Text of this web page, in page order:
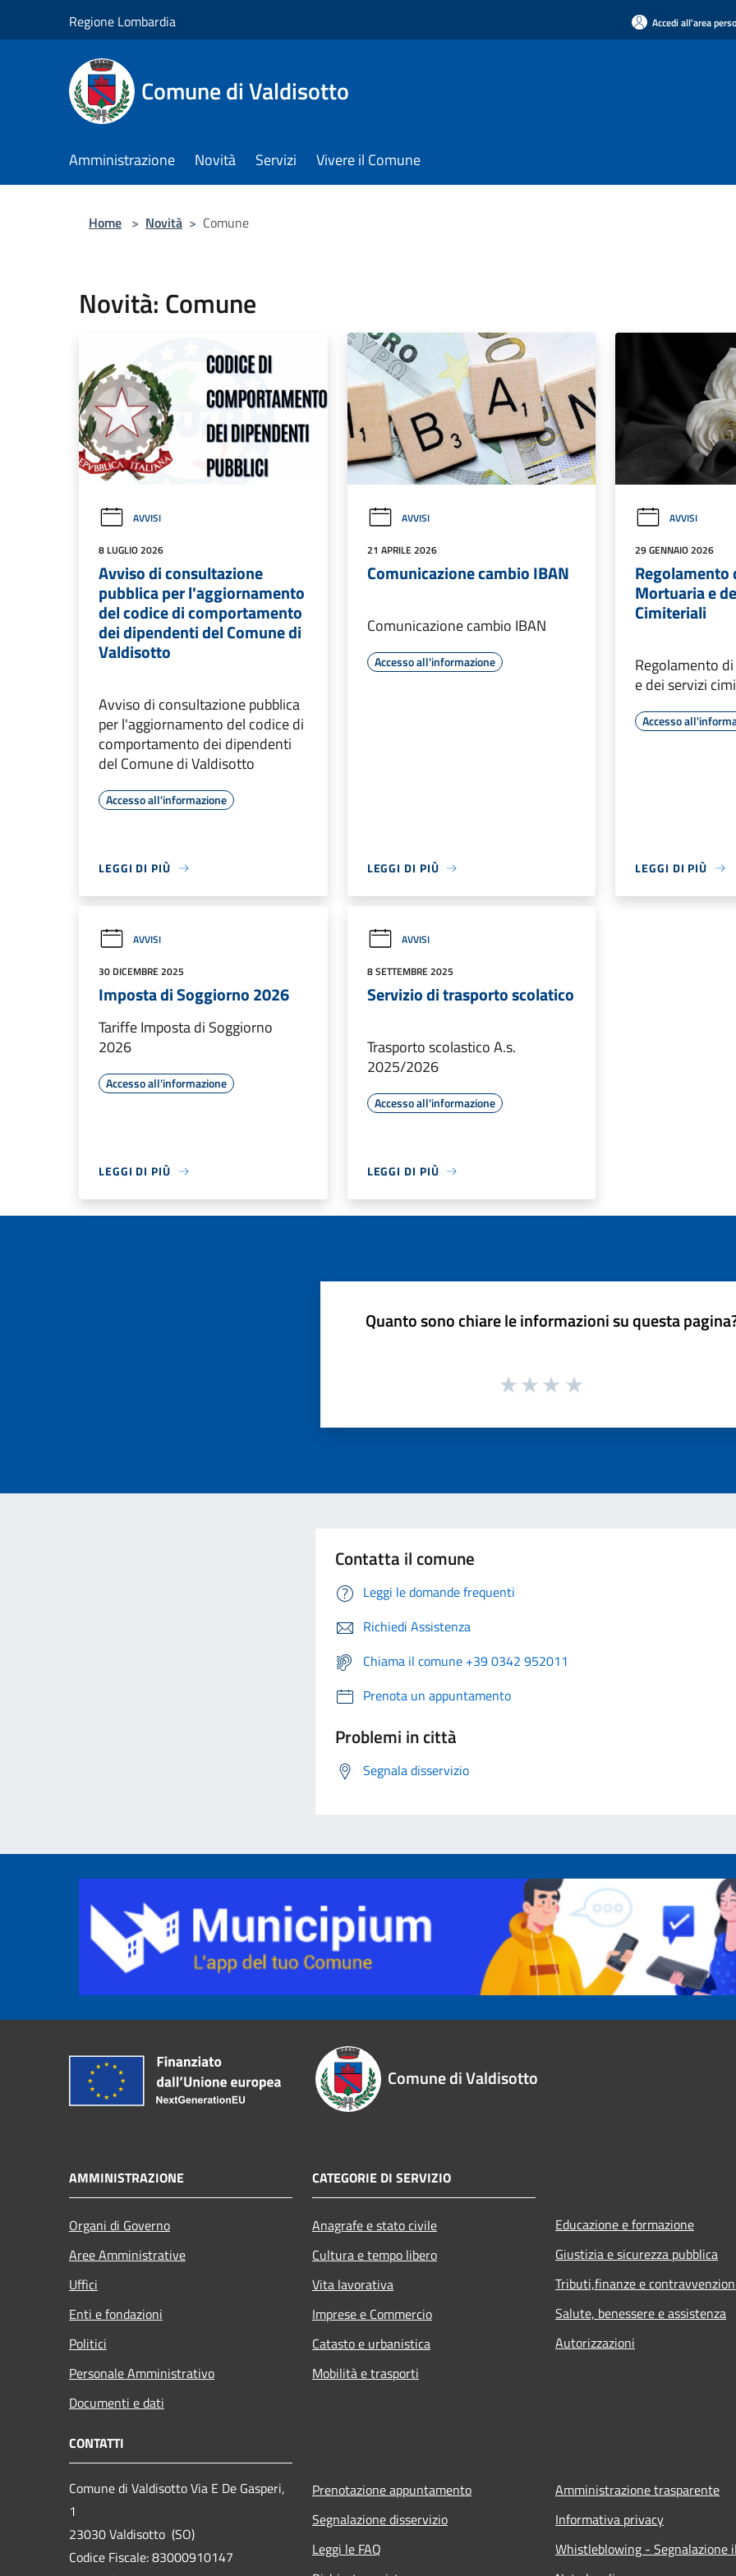
Regione Lombardia Accedi all'area
Comune di Valdisotto
Amministrazione Novità Servizi Vivere il Comune
Home > Novità > Comune
Novità: Comune
AVVISI
8 LUGLIO 2026
Avviso di consultazione
pubblica per l'aggiornamento
del codice di comportamento
dei dipendenti del Comune di
Valdisotto
Avviso di consultazione pubblica
per l'aggiornamento del codice di
comportamento dei dipendenti
del Comune di Valdisotto
Accesso all'informazione
LEGGI DI PIÙ
AVVISI
21 APRILE 2026
Comunicazione cambio IBAN
Comunicazione cambio IBAN
Accesso all'informazione
LEGGI DI PIÙ
AVVISI
29 GENNAIO 2026
Regolamento
Mortuaria e
Cimiteriali
Regolamento
e dei servizi
Accesso
LEGGI DI PIÙ
AVVISI
30 DICEMBRE 2025
Imposta di Soggiorno 2026
Tariffe Imposta di Soggiorno
2026
Accesso all'informazione
LEGGI DI PIÙ
AVVISI
8 SETTEMBRE 2025
Servizio di trasporto scolatico
Trasporto scolastico A.s.
2025/2026
Accesso all'informazione
LEGGI DI PIÙ
Quanto sono chiare le informazioni su questa
Contatta il comune
Leggi le domande frequenti
Richiedi Assistenza
Chiama il comune +39 0342 952011
Prenota un appuntamento
Problemi in città
Segnala disservizio
Comune di Valdisotto
AMMINISTRAZIONE
Organi di Governo
Aree Amministrative
Uffici
Enti e fondazioni
Politici
Personale Amministrativo
Documenti e dati
CATEGORIE DI SERVIZIO
Anagrafe e stato civile
Cultura e tempo libero
Vita lavorativa
Imprese e Commercio
Catasto e urbanistica
Mobilità e trasporti
Educazione e formazione
Giustizia e sicurezza pubblica
Tributi,finanze e
Salute, benessere e assistenza
Autorizzazioni
CONTATTI
Comune di Valdisotto Via E De Gasperi,
1
23030 Valdisotto (SO)
Codice Fiscale: 83000910147
Prenotazione appuntamento
Segnalazione disservizio
Leggi le FAQ
Amministrazione trasparente
Informativa privacy
Whistleblowing - Segnalazione